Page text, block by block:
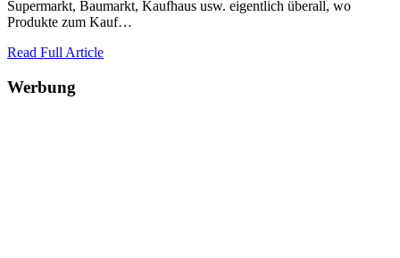
Supermarkt, Baumarkt, Kaufhaus usw. eigentlich überall, wo
Produkte zum Kauf…
Read Full Article
Werbung